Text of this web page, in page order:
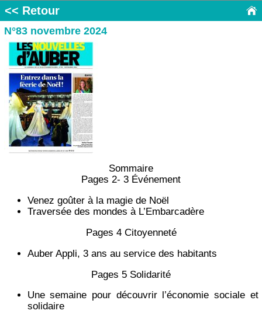
<< Retour
N°83 novembre 2024
Sommaire
Pages 2- 3 Événement
Venez goûter à la magie de Noël
Traversée des mondes à L’Embarcadère
Pages 4 Citoyenneté
Auber Appli, 3 ans au service des habitants
Pages 5 Solidarité
Une semaine pour découvrir l’économie sociale et
solidaire